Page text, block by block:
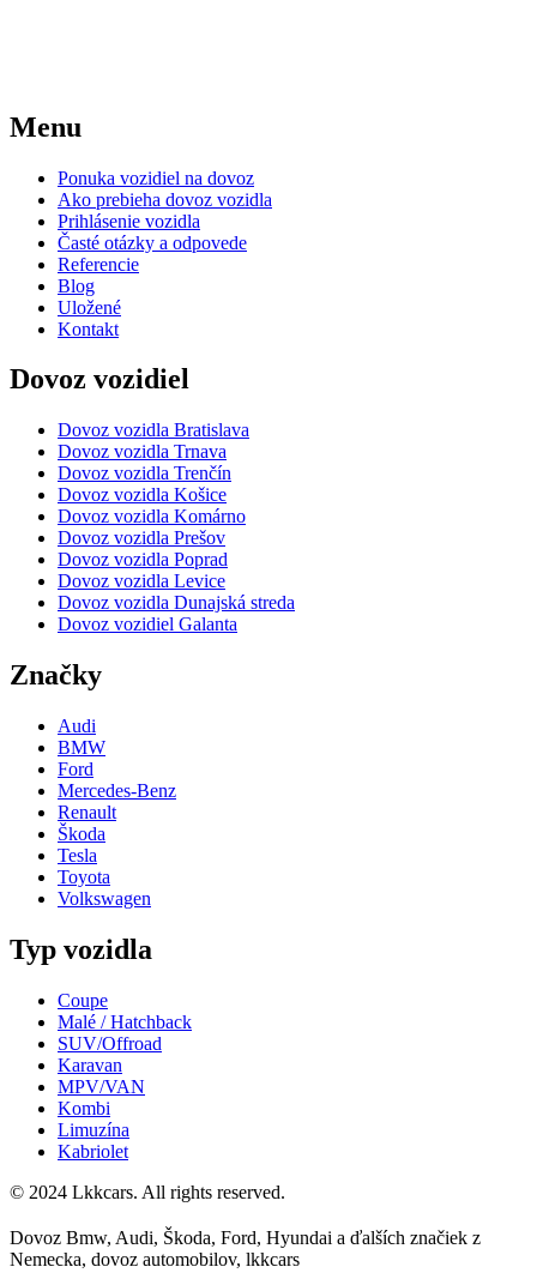
Menu
Ponuka vozidiel na dovoz
Ako prebieha dovoz vozidla
Prihlásenie vozidla
Časté otázky a odpovede
Referencie
Blog
Uložené
Kontakt
Dovoz vozidiel
Dovoz vozidla Bratislava
Dovoz vozidla Trnava
Dovoz vozidla Trenčín
Dovoz vozidla Košice
Dovoz vozidla Komárno
Dovoz vozidla Prešov
Dovoz vozidla Poprad
Dovoz vozidla Levice
Dovoz vozidla Dunajská streda
Dovoz vozidiel Galanta
Značky
Audi
BMW
Ford
Mercedes-Benz
Renault
Škoda
Tesla
Toyota
Volkswagen
Typ vozidla
Coupe
Malé / Hatchback
SUV/Offroad
Karavan
MPV/VAN
Kombi
Limuzína
Kabriolet
© 2024 Lkkcars. All rights reserved.
Dovoz Bmw, Audi, Škoda, Ford, Hyundai a ďalších značiek z
Nemecka, dovoz automobilov, lkkcars